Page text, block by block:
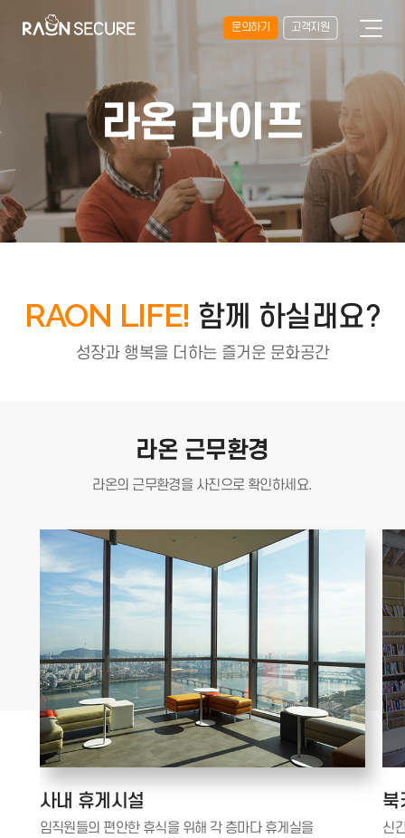
문의하기 고객지원
라온 라이프
RAON LIFE! 함께 하실래요?
성장과 행복을 더하는 즐거운 문화공간
라온 근무환경
라온의 근무환경을 사진으로 확인하세요.
사내 휴게시설
임직원들의 편안한 휴식을 위해 각 층마다 휴게실을
북
신